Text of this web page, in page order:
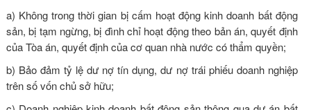
a) Không trong thời gian bị cấm hoạt động kinh doanh bất động
sản, bị tạm ngừng, bị đình chỉ hoạt động theo bản án, quyết định
của Tòa án, quyết định của cơ quan nhà nước có thẩm quyền;
b) Bảo đảm tỷ lệ dư nợ tín dụng, dư nợ trái phiếu doanh nghiệp
trên số vốn chủ sở hữu;